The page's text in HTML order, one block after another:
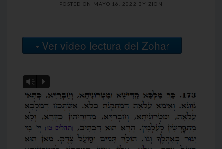
POSTED ON MAYO 16, 2022 BY ZION
Ver video lectura del Zohar
Vm P